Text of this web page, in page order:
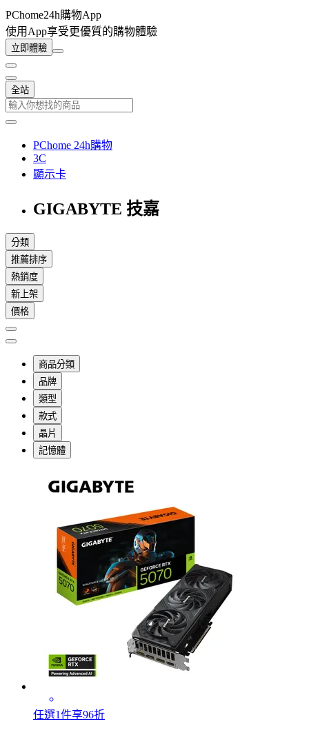
PChome24h購物App
使用App享受更優質的購物體驗
立即體驗
全站
PChome 24h購物
3C
顯示卡
GIGABYTE 技嘉
分類
推薦排序
熱銷度
新上架
價格
商品分類
品牌
類型
款式
晶片
記憶體
任選1件享96折